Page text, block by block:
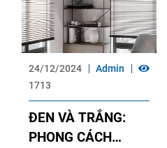
24/12/2024
Admin
1713
ĐEN VÀ TRẮNG:
PHONG CÁCH